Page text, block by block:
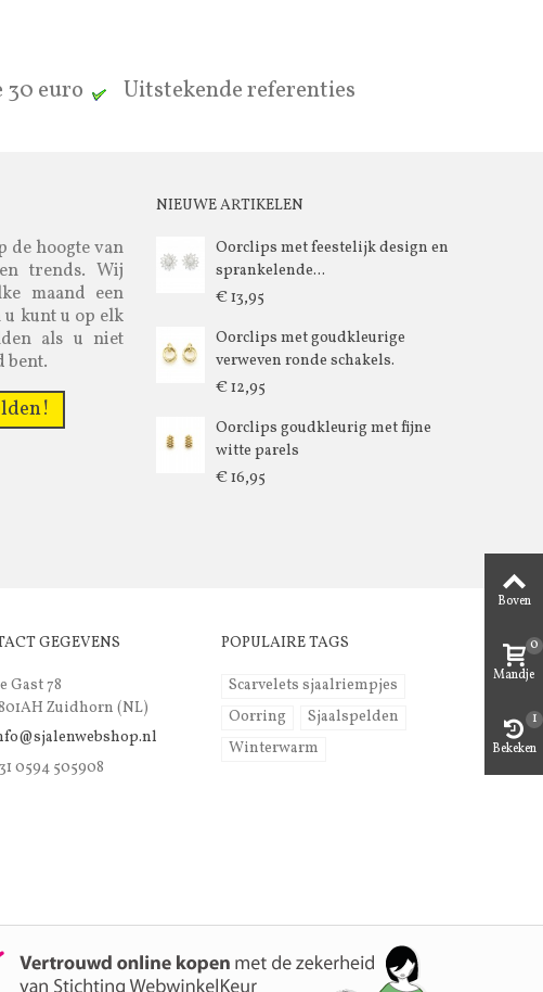
30 euro Uitstekende referenties
de hoogte van
trends. Wij
maand een
kunt u op elk
als u niet
bent.
NIEUWE ARTIKELEN
Oorclips met feestelijk design en
sprankelende...
€ 13,95
Oorclips met goudkleurige
verweven ronde schakels.
€ 12,95
Oorclips goudkleurig met fijne
witte parels
€ 16,95
GEGEVENS
Gast 78
Zuidhorn (NL)
0594 505908
POPULAIRE TAGS
Scarvelets sjaalriempjes
Oorring
Sjaalspelden
Winterwarm
Boven
Mandje
0
Bekeken
1